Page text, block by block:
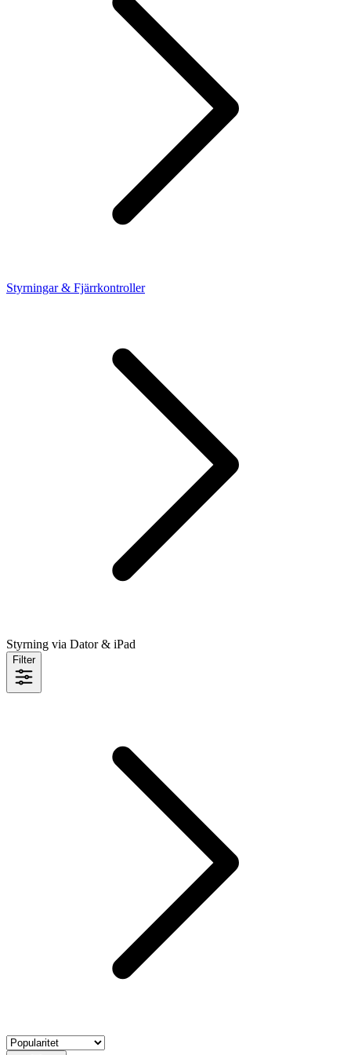
Styrningar & Fjärrkontroller
Styrning via Dator & iPad
Filter